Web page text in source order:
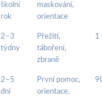
školní
rok
maskování,
orientace
2–3
týdny
Přežití,
táboření,
zbraně
1
2–5
dní
První pomoc,
orientace,